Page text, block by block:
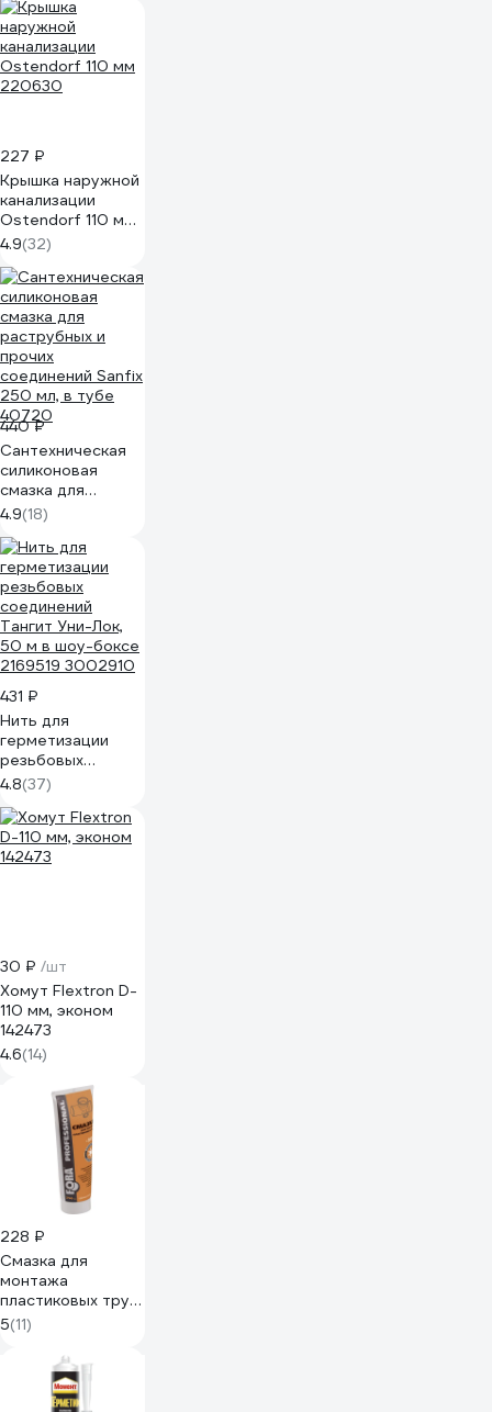
227 ₽
Крышка наружной
канализации
Ostendorf 110 мм
220630
4.9(32)
440 ₽
Сантехническая
силиконовая
смазка для
раструбных и
прочих
соединений Sanfix
250 мл, в тубе
40720
4.9(18)
431 ₽
Нить для
герметизации
резьбовых
соединений
Тангит Уни-Лок,
50 м в шоу-боксе
2169519 3002910
4.8(37)
30 ₽ /шт
Хомут Flextron D-
110 мм, эконом
142473
4.6(14)
228 ₽
Смазка для
монтажа
пластиковых труб
FORA 250 мл
006140601
5(11)